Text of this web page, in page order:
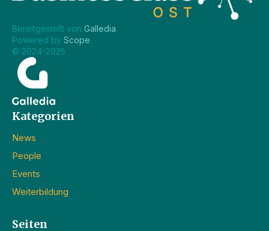
Bereitgestellt von Galledia.
Powered by Scope.
© 2024-2025
Kategorien
News
People
Events
Weiterbildung
Seiten